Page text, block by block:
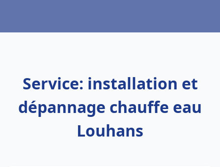
Service: installation et
dépannage chauffe eau
Louhans